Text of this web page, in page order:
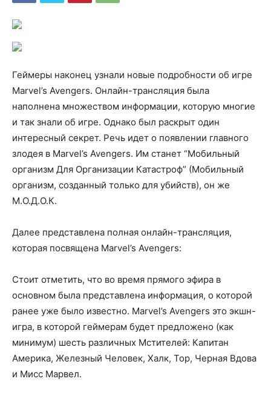
Геймеры наконец узнали новые подробности об игре
Marvel’s Avengers. Онлайн-трансляция была
наполнена множеством информации, которую многие
и так знали об игре. Однако был раскрыт один
интересный секрет. Речь идет о появлении главного
злодея в Marvel’s Avengers. Им станет “Мобильный
организм Для Организации Катастроф” (Мобильный
организм, созданный только для убийств), он же
М.О.Д.О.К.
Далее представлена полная онлайн-трансляция,
которая посвящена Marvel’s Avengers:
Стоит отметить, что во время прямого эфира в
основном была представлена информация, о которой
ранее уже было известно. Marvel’s Avengers это экшн-
игра, в которой геймерам будет предложено (как
минимум) шесть различных Мстителей: Капитан
Америка, Железный Человек, Халк, Тор, Черная Вдова
и Мисс Марвел.